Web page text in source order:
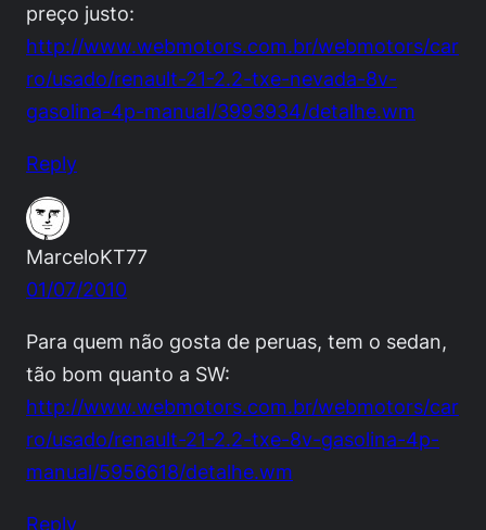
preço justo:
http://www.webmotors.com.br/webmotors/car
ro/usado/renault-21-2.2-txe-nevada-8v-
gasolina-4p-manual/3993934/detalhe.wm
Reply
MarceloKT77
01/07/2010
Para quem não gosta de peruas, tem o sedan,
tão bom quanto a SW:
http://www.webmotors.com.br/webmotors/car
ro/usado/renault-21-2.2-txe-8v-gasolina-4p-
manual/5956618/detalhe.wm
Reply